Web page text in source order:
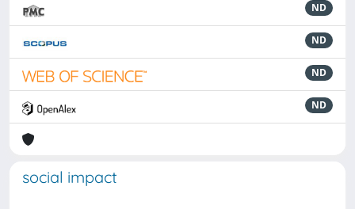
ND
ND
ND
ND
social impact